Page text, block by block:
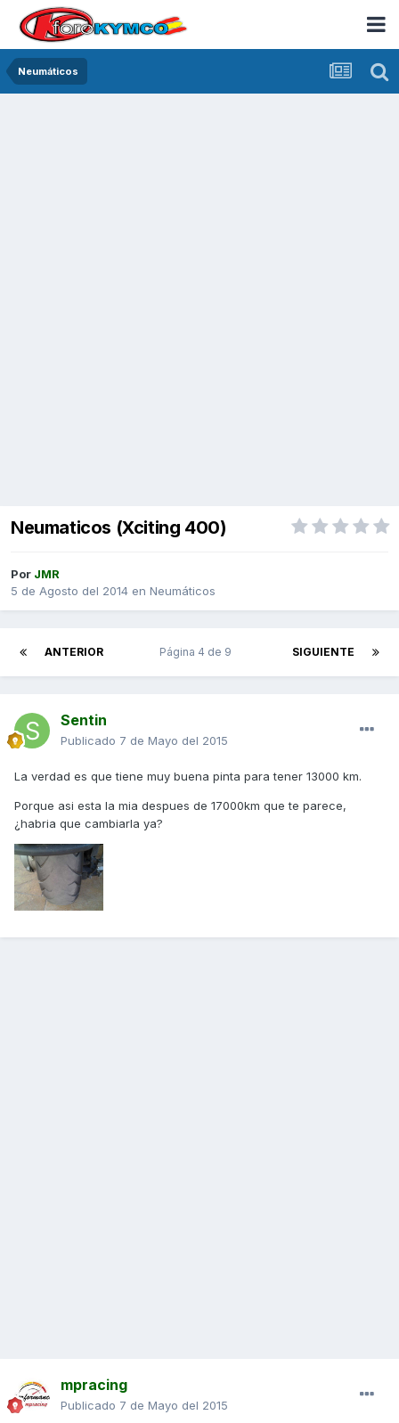
Neumáticos
Neumaticos (Xciting 400)
Por JMR
5 de Agosto del 2014 en Neumáticos
ANTERIOR SIGUIENTE
Página 4 de 9
Sentin
Publicado 7 de Mayo del 2015
La verdad es que tiene muy buena pinta para tener 13000 km.
Porque asi esta la mia despues de 17000km que te parece,
¿habria que cambiarla ya?
mpracing
Publicado 7 de Mayo del 2015